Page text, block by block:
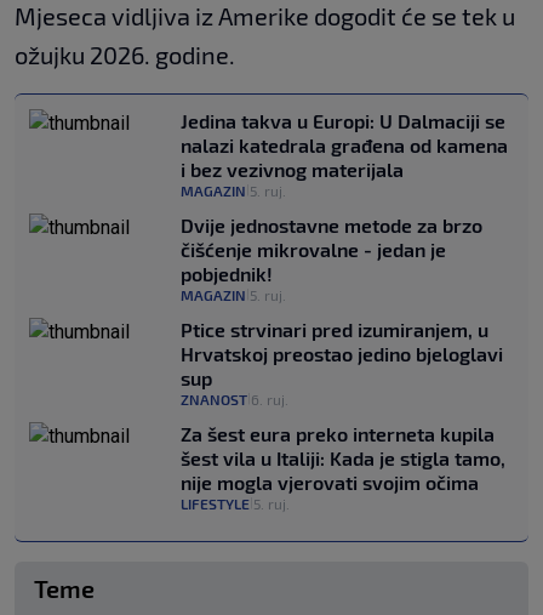
Mjeseca vidljiva iz Amerike dogodit će se tek u
ožujku 2026. godine.
Jedina takva u Europi: U Dalmaciji se
nalazi katedrala građena od kamena
i bez vezivnog materijala
MAGAZIN 5. ruj.
Dvije jednostavne metode za brzo
čišćenje mikrovalne - jedan je
pobjednik!
MAGAZIN 5. ruj.
Ptice strvinari pred izumiranjem, u
Hrvatskoj preostao jedino bjeloglavi
sup
ZNANOST 6. ruj.
Za šest eura preko interneta kupila
šest vila u Italiji: Kada je stigla tamo,
nije mogla vjerovati svojim očima
LIFESTYLE 5. ruj.
Teme